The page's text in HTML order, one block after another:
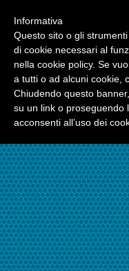
Informativa
Questo sito o gli
di cookie necessari al
nella cookie policy. Se
a tutti o ad alcuni cookie,
Chiudendo questo
su un link o proseguendo
acconsenti all’uso dei